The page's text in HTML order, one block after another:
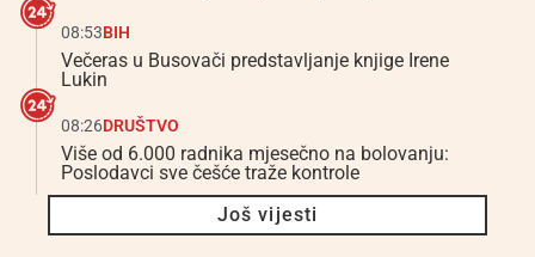
08:53BIH
Večeras u Busovači predstavljanje knjige Irene
Lukin
08:26DRUŠTVO
Više od 6.000 radnika mjesečno na bolovanju:
Poslodavci sve češće traže kontrole
Još vijesti